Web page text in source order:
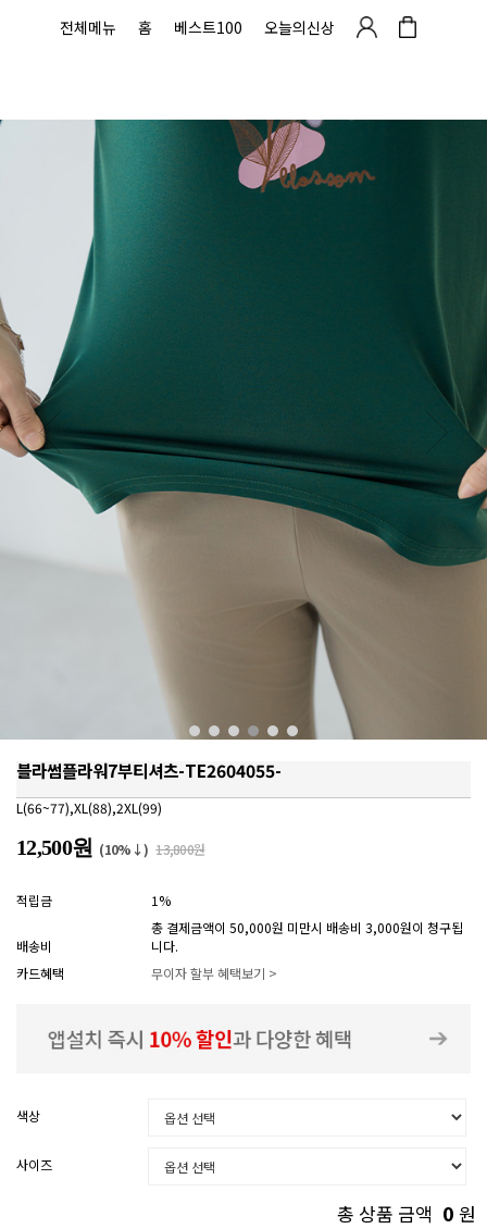
전체메뉴 홈 베스트100 오늘의신상
블라썸플라워7부티셔츠-TE2604055-
L(66~77),XL(88),2XL(99)
12,500원 (10%↓) 13,800원
적립금 1%
배송비
총 결제금액이 50,000원 미만시 배송비 3,000원이 청구됩
니다.
카드혜택
무이자 할부 혜택보기 >
색상
사이즈
총 상품 금액 0 원